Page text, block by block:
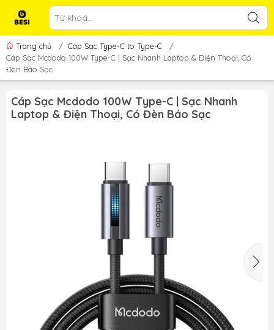
Trang chủ / Cáp Sạc Type-C to Type-C
/
Cáp Sạc Mcdodo 100W Type-C | Sạc Nhanh Laptop & Điện Thoại, Có
Đèn Báo Sạc
Cáp Sạc Mcdodo 100W Type-C | Sạc Nhanh
Laptop & Điện Thoại, Có Đèn Báo Sạc